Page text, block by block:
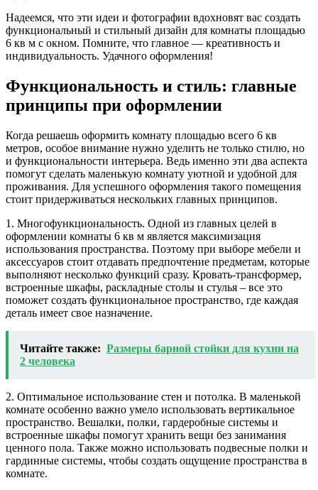
Надеемся, что эти идеи и фотографии вдохновят вас создать
функциональный и стильный дизайн для комнаты площадью
6 кв м с окном. Помните, что главное — креативность и
индивидуальность. Удачного оформления!
Функциональность и стиль: главные
принципы при оформлении
Когда решаешь оформить комнату площадью всего 6 кв
метров, особое внимание нужно уделить не только стилю, но
и функциональности интерьера. Ведь именно эти два аспекта
помогут сделать маленькую комнату уютной и удобной для
проживания. Для успешного оформления такого помещения
стоит придерживаться нескольких главных принципов.
1. Многофункциональность. Одной из главных целей в
оформлении комнаты 6 кв м является максимизация
использования пространства. Поэтому при выборе мебели и
аксессуаров стоит отдавать предпочтение предметам, которые
выполняют несколько функций сразу. Кровать-трансформер,
встроенные шкафы, раскладные столы и стулья – все это
поможет создать функциональное пространство, где каждая
деталь имеет свое назначение.
Читайте также: Размеры барной стойки для кухни на
2 человека
2. Оптимальное использование стен и потолка. В маленькой
комнате особенно важно умело использовать вертикальное
пространство. Вешалки, полки, гардеробные системы и
встроенные шкафы помогут хранить вещи без занимания
ценного пола. Также можно использовать подвесные полки и
гардинные системы, чтобы создать ощущение пространства в
комнате.